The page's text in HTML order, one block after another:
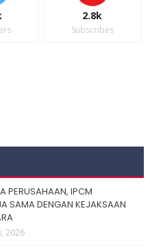
2.8k
Subscribes
PERUSAHAAN, IPCM
SAMA DENGAN KEJAKSAAN
2026